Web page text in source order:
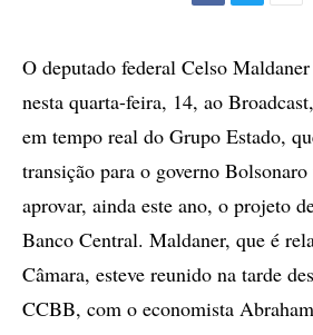
O deputado federal Celso
nesta quarta-feira, 14, ao
em tempo real do Grupo Estado,
transição para o governo
aprovar, ainda este ano, o projeto
Banco Central. Maldaner, que é
Câmara, esteve reunido na tarde
CCBB, com o economista